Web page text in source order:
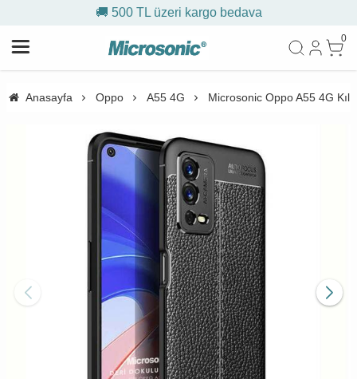
🚚 500 TL üzeri kargo bedava
0
Anasayfa Oppo A55 4G Microsonic Oppo A55 4G